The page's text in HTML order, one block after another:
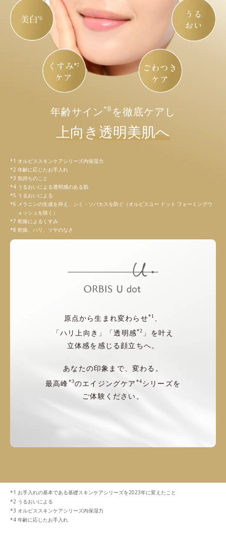
年齢サイン *8 を徹底ケアし
上向き透明美肌へ
オルビススキンケアシリーズ内保湿力
年齢に応じたお手入れ
気持ちのこと
うるおいによる透明感のある肌
うるおいによる
メラニンの生成を抑え、シミ・ソバカスを防ぐ（オルビスユー ドット フォーミングウ
ォッシュを除く）
乾燥によるくすみ
乾燥、ハリ、ツヤのなさ
原点から生まれ変わらせ*1
「ハリ上向き」「透明感*2 」を叶え
立体感を感じる顔立ちへ。
あなたの印象まで、変わる。
最高峰*3のエイジングケア *4シリーズを
ご体験ください。
お手入れの基本である基礎スキンケアシリーズを2023年に変えたこと
うるおいによる
オルビススキンケアシリーズ内保湿力
年齢に応じたお手入れ